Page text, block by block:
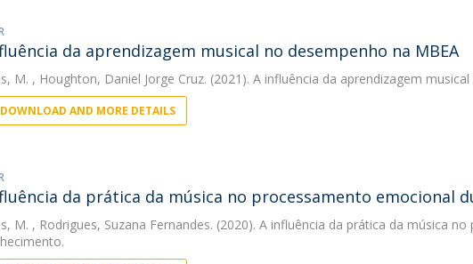
da aprendizagem musical no desempenho na MBEA
M. , Houghton, Daniel Jorge Cruz. (2021). A influência da aprendizagem
DOWNLOAD AND MORE DETAILS
da prática da música no processamento emocional
M. , Rodrigues, Suzana Fernandes. (2020). A influência da prática da música